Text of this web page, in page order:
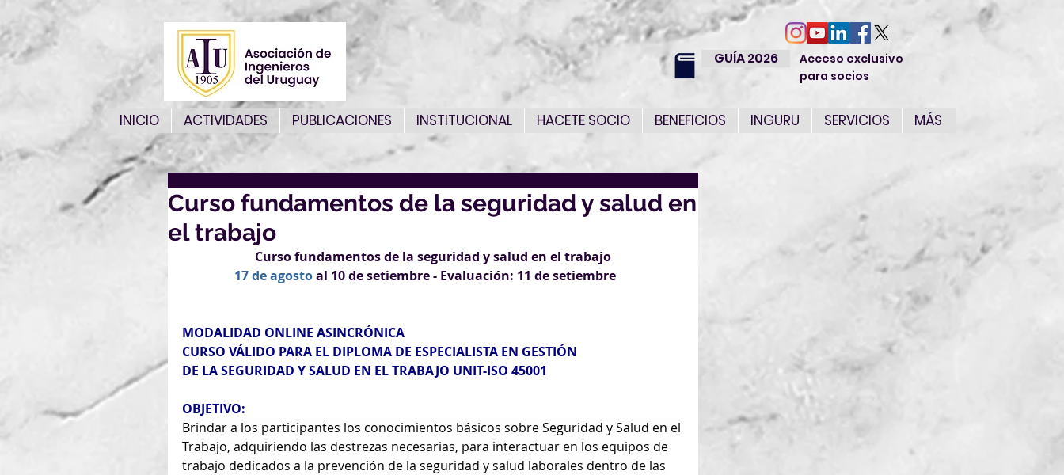
GUÍA 2026
Acceso exclusivo
para socios
INICIO ACTIVIDADES PUBLICACIONES INSTITUCIONAL HACETE SOCIO BENEFICIOS INGURU SERVICIOS MÁS
Curso fundamentos de la seguridad y salud en
el trabajo
Curso fundamentos de la seguridad y salud en el trabajo
17 de agosto al 10 de setiembre - Evaluación: 11 de setiembre
MODALIDAD ONLINE ASINCRÓNICA
CURSO VÁLIDO PARA EL DIPLOMA DE ESPECIALISTA EN GESTIÓN
DE LA SEGURIDAD Y SALUD EN EL TRABAJO UNIT-ISO 45001
OBJETIVO:
Brindar a los participantes los conocimientos básicos sobre Seguridad y Salud en el
Trabajo, adquiriendo las destrezas necesarias, para interactuar en los equipos de
trabajo dedicados a la prevención de la seguridad y salud laborales dentro de las